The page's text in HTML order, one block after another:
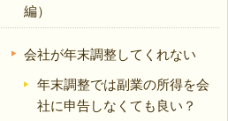
編）
会社が年末調整してくれない
年末調整では副業の所得を会
社に申告しなくても良い？